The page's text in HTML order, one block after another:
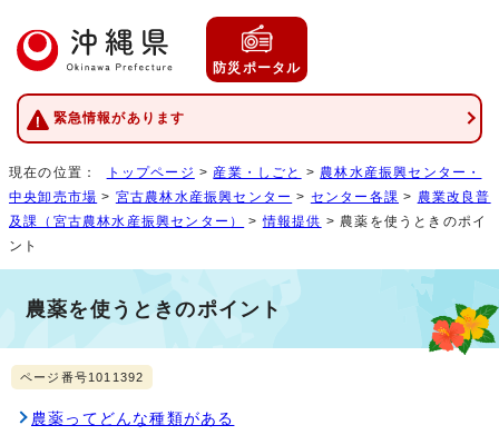
防災ポータル
緊急情報があります
現在の位置： トップページ > 産業・しごと > 農林水産振興センター・
中央卸売市場 > 宮古農林水産振興センター > センター各課 > 農業改良普
及課（宮古農林水産振興センター）
>情報提供 > 農薬を使うときのポイ
ント
農薬を使うときのポイント
ページ番号1011392
農薬ってどんな種類がある